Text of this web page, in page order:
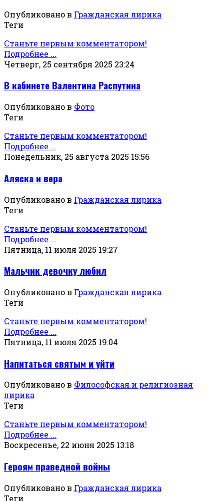
Опубликовано в Гражданская лирика
Теги
Станьте первым комментатором!
Подробнее ...
Четверг, 25 сентября 2025 23:24
В кабинете Валентина Распутина
Опубликовано в Фото
Теги
Станьте первым комментатором!
Подробнее ...
Понедельник, 25 августа 2025 15:56
Аляска и вера
Опубликовано в Гражданская лирика
Теги
Станьте первым комментатором!
Подробнее ...
Пятница, 11 июля 2025 19:27
Мальчик девочку любил
Опубликовано в Гражданская лирика
Теги
Станьте первым комментатором!
Подробнее ...
Пятница, 11 июля 2025 19:04
Напитаться святым и уйти
Опубликовано в Философская и религиозная
лирика
Теги
Станьте первым комментатором!
Подробнее ...
Воскресенье, 22 июня 2025 13:18
Героям праведной войны
Опубликовано в Гражданская лирика
Теги